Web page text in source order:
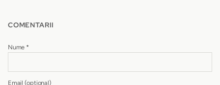
COMENTARII
Nume *
Email (opțional)